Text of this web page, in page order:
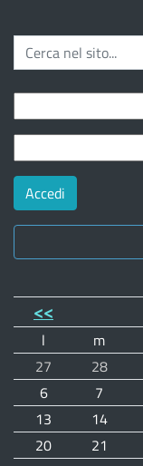
<<
l m
27
28
6
7
13
14
20
21